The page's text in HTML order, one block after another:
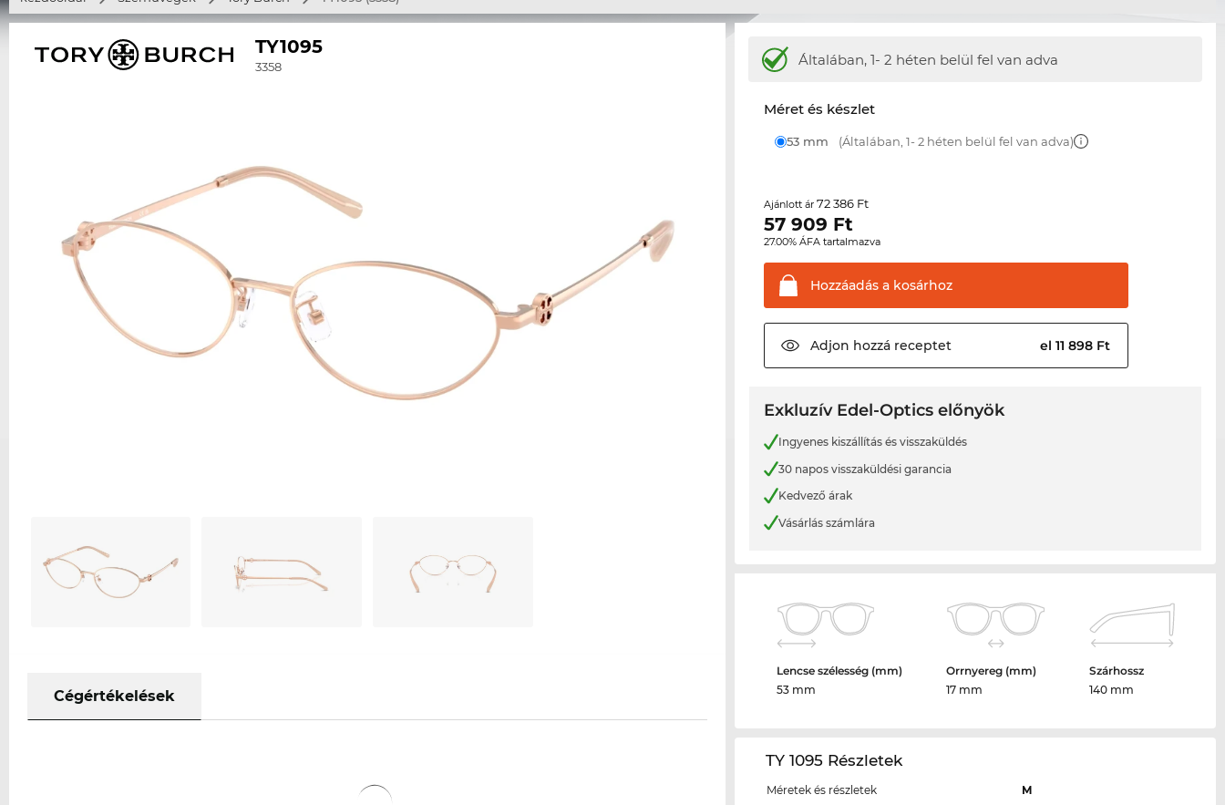
TY1095
3358
Cégértékelések
Általában, 1- 2 héten belül fel van adva
Méret és készlet
53 mm (Általában, 1- 2 héten belül fel van adva)
Ajánlott ár72 386 Ft
57 909 Ft
27.00% ÁFA tartalmazva
Hozzáadás a kosárhoz
Adjon hozzá receptet el 11 898 Ft
Exkluzív Edel-Optics előnyök
Ingyenes kiszállítás és visszaküldés
30 napos visszaküldési garancia
Kedvező árak
Vásárlás számlára
Lencse szélesség (mm)
53 mm
Orrnyereg (mm)
17 mm
Szárhossz
140 mm
TY 1095 Részletek
Méretek és részletek
M